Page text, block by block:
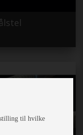
stilling til hvilke